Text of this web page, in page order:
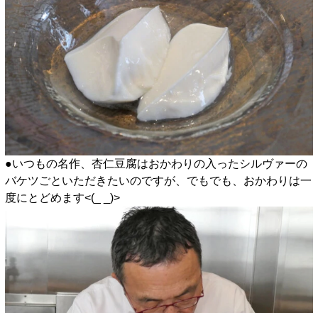
●いつもの名作、杏仁豆腐はおかわりの入ったシルヴァーの
バケツごといただきたいのですが、でもでも、おかわりは一
度にとどめます<(_ _)>